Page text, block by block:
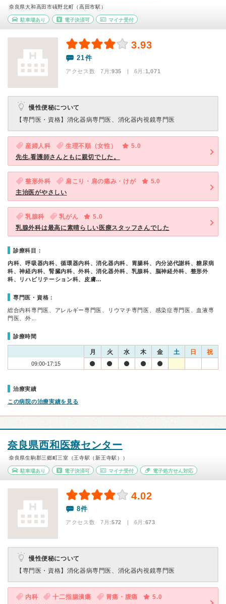
奈良県大和高田市礒野北町（高田市駅）
駐車場あり 電子決済可 マイナ受付
3.93
21件
アクセス数 7月:935 | 6月:1,071
慢性便秘について
【専門医・資格】 消化器病専門医、消化器内視鏡専門医
産婦人科 生理不順（女性）
5.0
先生.看護師さんともに親切でした。
整形外科 肩こり・肩の痛み・けが
5.0
主治医がやさしい
乳腺科 乳がん
5.0
乳腺外科は最高に素晴らしい医療スタッフさんでした
診療科目：
内科、呼吸器内科、循環器内科、消化器内科、胃腸科、内分泌代謝科、糖尿病
科、神経内科、腎臓内科、外科、消化器外科、乳腺科、脳神経外科、整形外
科、リハビリテーション科、皮膚…
専門医・資格：
総合内科専門医、アレルギー専門医、リウマチ専門医、感染症専門医、血液専
門医、外…
診療時間
月 火 水 木 金 土 日 祝
09:00-17:15
治療実績
この病院の治療実績を見る
奈良県西和医療センター
奈良県生駒郡三郷町三室（王寺駅（新王寺駅））
駐車場あり 電子決済可 マイナ受付 電子処方せん対応
4.02
8件
アクセス数 7月:572 | 6月:673
慢性便秘について
【専門医・資格】 消化器病専門医、消化器内視鏡専門医
内科 十二指腸潰瘍 胃痛・腹痛
5.0